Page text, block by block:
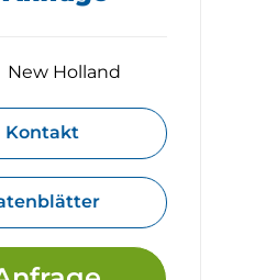
New Holland
Kontakt